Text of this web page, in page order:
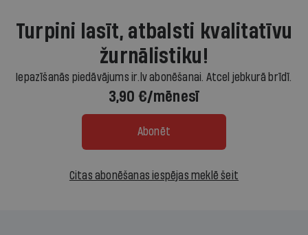
Turpini lasīt, atbalsti kvalitatīvu
žurnālistiku!
Iepazīšanās piedāvājums ir.lv abonēšanai. Atcel jebkurā brīdī.
3,90 €/mēnesī
Abonēt
Citas abonēšanas iespējas meklē šeit